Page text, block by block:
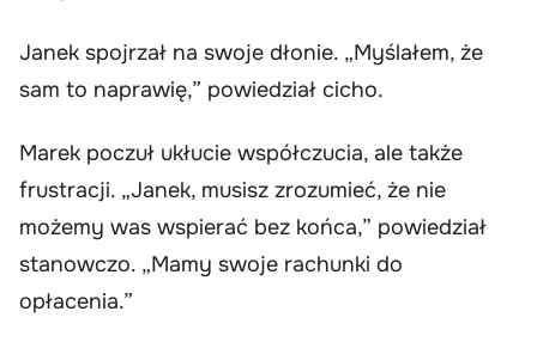
Janek spojrzał na swoje dłonie. „Myślałem, że
sam to naprawię,” powiedział cicho.
Marek poczuł ukłucie współczucia, ale także
frustracji. „Janek, musisz zrozumieć, że nie
możemy was wspierać bez końca,” powiedział
stanowczo. „Mamy swoje rachunki do
opłacenia.”